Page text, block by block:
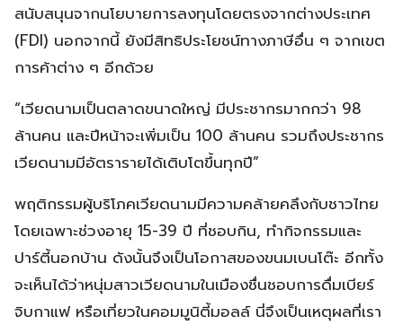
สนับสนุนจากนโยบายการลงทุนโดยตรงจากต่างประเทศ
(FDI) นอกจากนี้ ยังมีสิทธิประโยชน์ทางภาษีอื่น ๆ จากเขต
การค้าต่าง ๆ อีกด้วย
“เวียดนามเป็นตลาดขนาดใหญ่ มีประชากรมากกว่า 98
ล้านคน และปีหน้าจะเพิ่มเป็น 100 ล้านคน รวมถึงประชากร
เวียดนามมีอัตรารายได้เติบโตขึ้นทุกปี”
พฤติกรรมผู้บริโภคเวียดนามมีความคล้ายคลึงกับชาวไทย
โดยเฉพาะช่วงอายุ 15-39 ปี ที่ชอบกิน, ทำกิจกรรมและ
ปาร์ตี้นอกบ้าน ดังนั้นจึงเป็นโอกาสของขนมเบนโต๊ะ อีกทั้ง
จะเห็นได้ว่าหนุ่มสาวเวียดนามในเมืองชื่นชอบการดื่มเบียร์
จิบกาแฟ หรือเที่ยวในคอมมูนิตี้มอลล์ นี่จึงเป็นเหตุผลที่เรา